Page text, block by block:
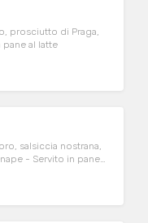
prosciutto di Praga,
pane al latte
salsiccia nostrana,
- Servito in pane